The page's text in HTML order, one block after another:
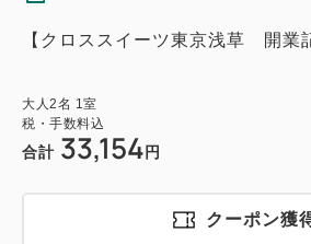
【クロススイーツ東京浅草 開業
大人 2名 1 室
税・手数料込
合計 33,154円
クーポン獲